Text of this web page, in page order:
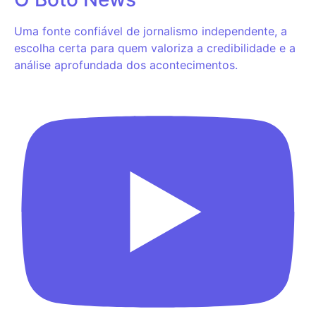
Uma fonte confiável de jornalismo independente, a
escolha certa para quem valoriza a credibilidade e a
análise aprofundada dos acontecimentos.